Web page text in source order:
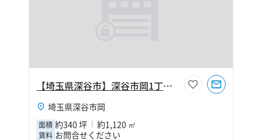
【埼玉県深谷市】深谷市岡1丁目340坪倉庫
埼玉県深谷市岡
面積 約340 坪 約1,120 ㎡
賃料 お問合せください